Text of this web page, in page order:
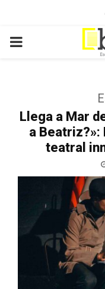
PRIMARY
Llega a Mar
a
teatral